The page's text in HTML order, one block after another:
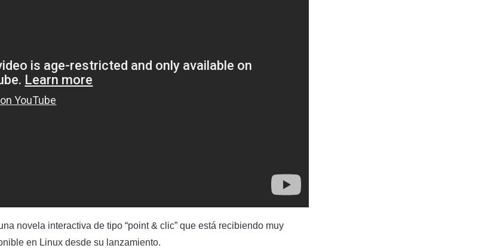
novela interactiva de tipo “point & clic” que está recibiendo muy
en Linux desde su lanzamiento.